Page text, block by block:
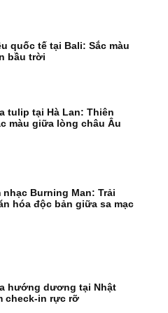
quốc tế tại Bali: Sắc màu
bầu trời
tulip tại Hà Lan: Thiên
màu giữa lòng châu Âu
nhạc Burning Man: Trải
hóa độc bản giữa sa mạc
hướng dương tại Nhật
check-in rực rỡ